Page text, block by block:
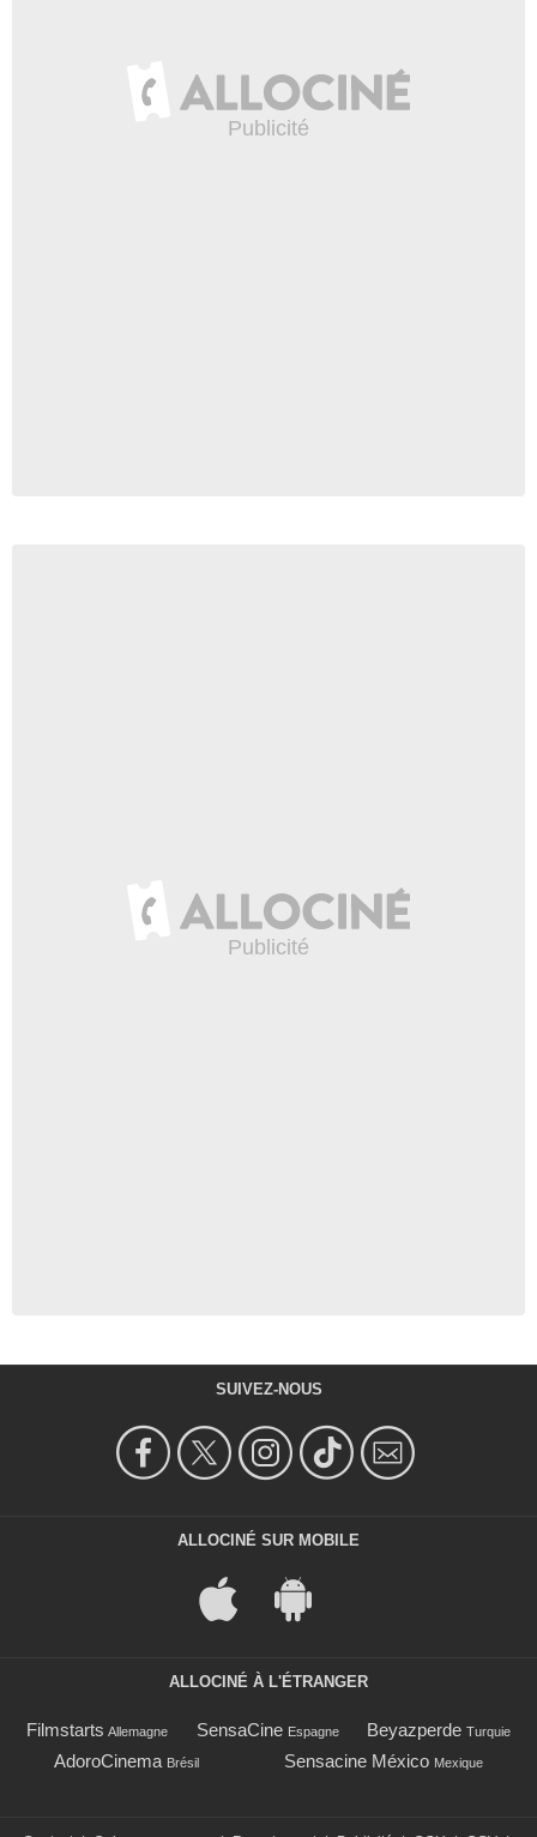
SUIVEZ-NOUS
ALLOCINÉ SUR MOBILE
ALLOCINÉ À L'ÉTRANGER
Filmstarts Allemagne SensaCine Espagne Beyazperde Turquie
AdoroCinema Brésil Sensacine México Mexique